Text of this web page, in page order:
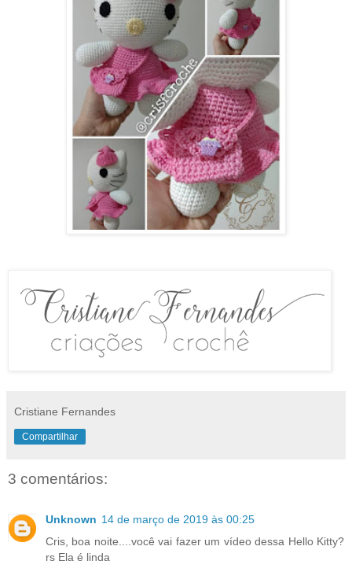
Cristiane Fernandes
Compartilhar
3 comentários:
Unknown 14 de março de 2019 às 00:25
Cris, boa noite....você vai fazer um vídeo dessa Hello Kitty?
rs Ela é linda